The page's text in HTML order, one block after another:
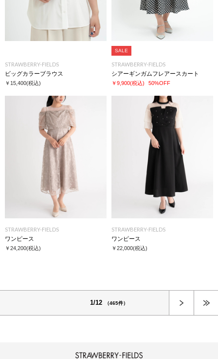
STRAWBERRY-FIELDS
ビッグカラーブラウス
￥15,400(税込)
SALE
STRAWBERRY-FIELDS
シアーギンガムフレアースカート
￥9,900(税込) 50%OFF
STRAWBERRY-FIELDS
ワンピース
￥24,200(税込)
STRAWBERRY-FIELDS
ワンピース
￥22,000(税込)
1/12 （465件）